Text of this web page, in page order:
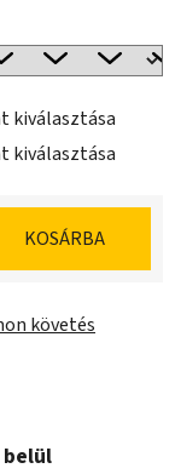
kiválasztása
kiválasztása
KOSÁRBA
követés